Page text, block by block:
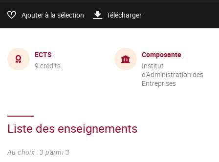
Ajouter à la sélection Télécharger
ECTS
9 crédits
Composante
Institut
d'Administration des
Entreprises
Liste des enseignements
Au choix : 3 parmi 3